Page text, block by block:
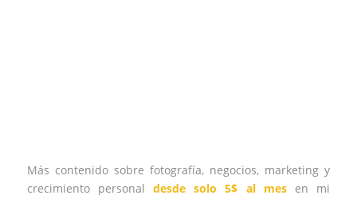
Más contenido sobre fotografía, negocios, marketing y
crecimiento personaldesde solo 5$ al mesen mi